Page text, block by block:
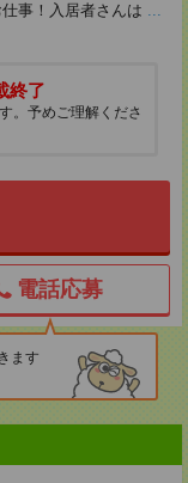
事！入居者さんは ...
終了
。予めご理解くださ
電話応募
ます